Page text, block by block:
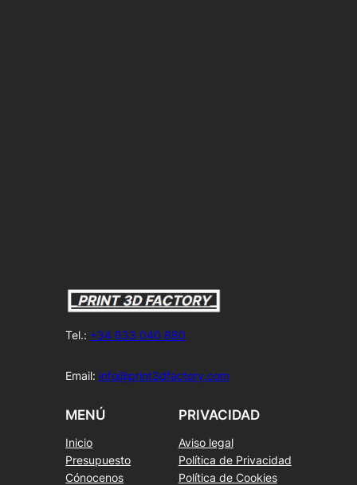
Tel.: +34 633 040 880
Email: info@print3dfactory.com
MENÚ
Inicio
Presupuesto
Cónocenos
PRIVACIDAD
Aviso legal
Política de Privacidad
Política de Cookies